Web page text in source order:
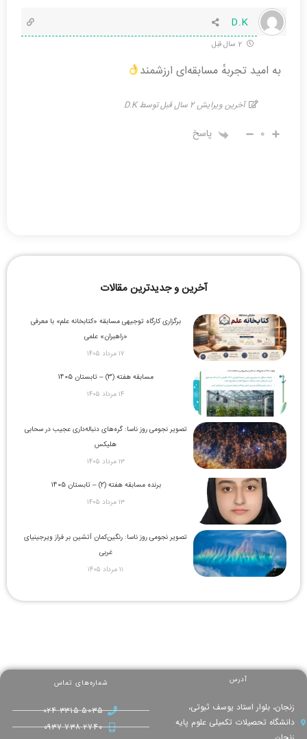
D.K
به امید تجربهٔ مسابقه‌ای ارزشمند
آخرین ویرایش 2 سال قبل توسط D.K
0 پاسخ
آخرین و جدیدترین مقالات
برگزاری کارگاه توجیهی مسابقه «کتابخانه علم» با معرفی
«راهبران» علمی
۱۷ مرداد ۱۴۰۵
مسابقه هفته (3) – تابستان 1405
۱۴ مرداد ۱۴۰۵
تصویر نجومی روز ناسا: گره‌های دنباله‌داری عجیب در سحابی
هلیکس
۱۳ مرداد ۱۴۰۵
برنده مسابقه هفته (2) – تابستان 1405
۱۳ مرداد ۱۴۰۵
تصویر نجومی روز ناسا: رنگین‌کمان آتشین بر فراز ویرجینیای
غربی
۱۱ مرداد ۱۴۰۵
آدرس
زنجان، بلوار استاد یوسف ثبوتی،
دانشگاه تحصیلات تکمیلی علوم پایه
شماره‌های تماس
۰۲۴-۳۳۱۵-۵۰۳۵
۰۹۳۷-۷۳۸-۲۷۴۰